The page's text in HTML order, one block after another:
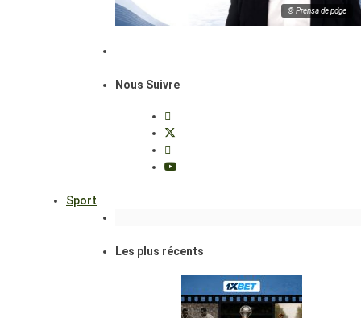
© Prensa de pdge
Nous Suivre
Sport
Les plus récents